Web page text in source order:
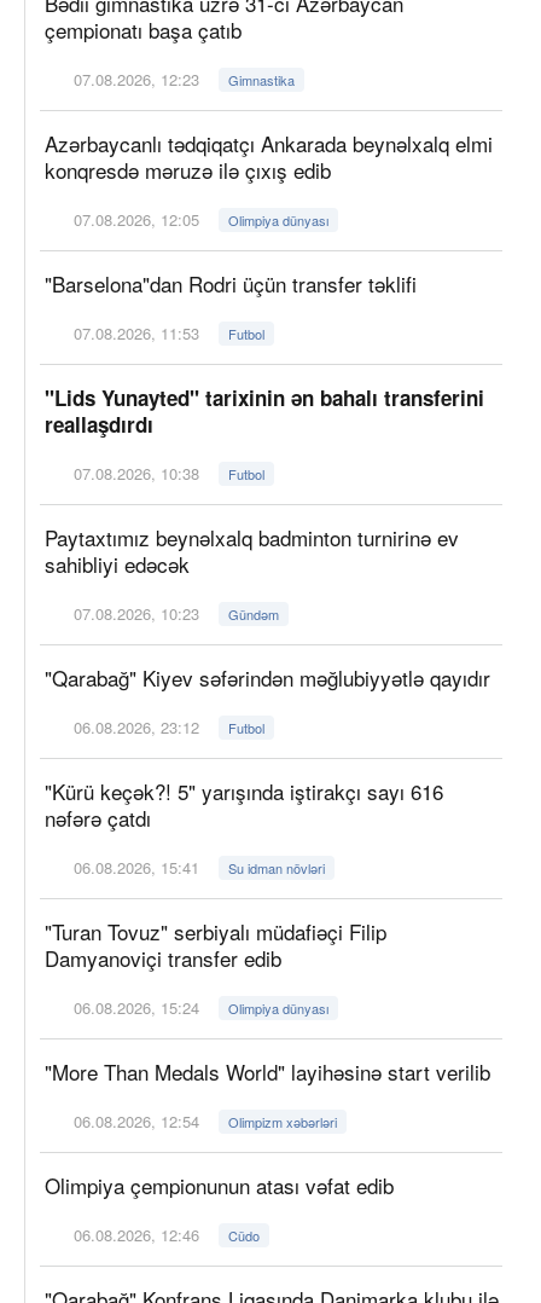
çempionatı başa çatıb
07.08.2026, 12:23 Gimnastika
Azərbaycanlı tədqiqatçı Ankarada beynəlxalq elmi
konqresdə məruzə ilə çıxış edib
07.08.2026, 12:05 Olimpiya dünyası
"Barselona"dan Rodri üçün transfer təklifi
07.08.2026, 11:53 Futbol
"Lids Yunayted" tarixinin ən bahalı transferini
reallaşdırdı
07.08.2026, 10:38 Futbol
Paytaxtımız beynəlxalq badminton turnirinə ev
sahibliyi edəcək
07.08.2026, 10:23 Gündəm
"Qarabağ" Kiyev səfərindən məğlubiyyətlə qayıdır
06.08.2026, 23:12 Futbol
"Kürü keçək?! 5" yarışında iştirakçı sayı 616
nəfərə çatdı
06.08.2026, 15:41 Su idman növləri
"Turan Tovuz" serbiyalı müdafiəçi Filip
Damyanoviçi transfer edib
06.08.2026, 15:24 Olimpiya dünyası
"More Than Medals World" layihəsinə start verilib
06.08.2026, 12:54 Olimpizm xəbərləri
Olimpiya çempionunun atası vəfat edib
06.08.2026, 12:46 Cüdo